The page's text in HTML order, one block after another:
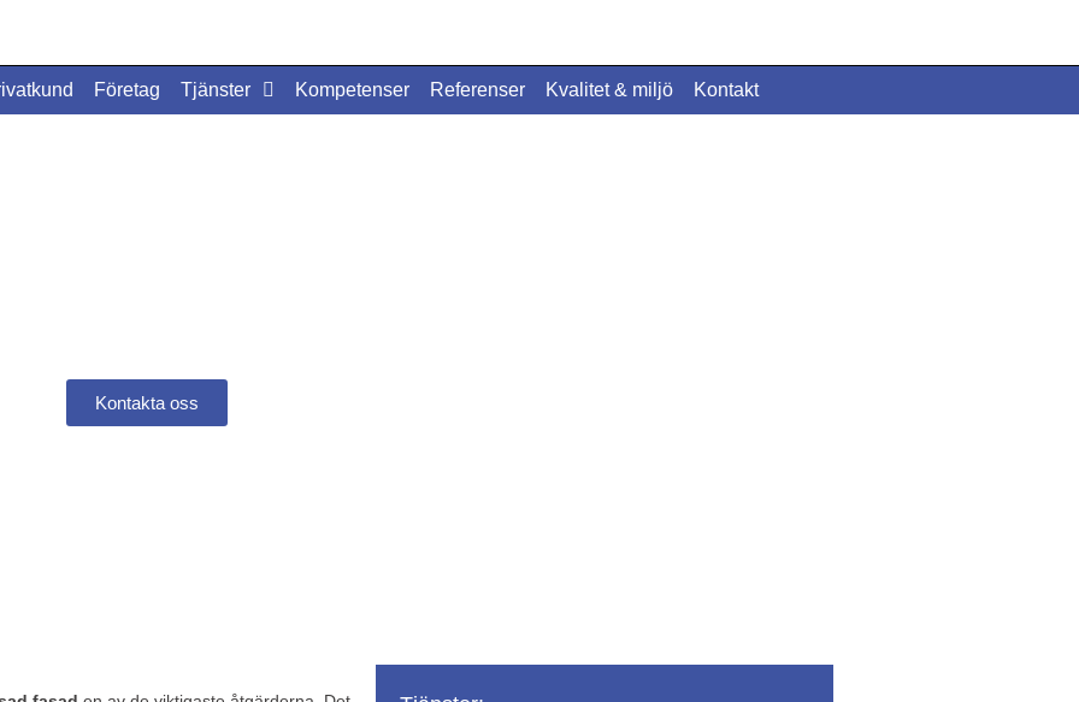
Företag Tjänster Kompetenser Referenser Kvalitet & miljö Kontakt
Kontakta oss